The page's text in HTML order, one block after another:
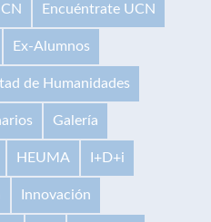
Encuéntrate UCN
Ex-Alumnos
de Humanidades
Galería
HEUMA I+D+i
Innovación